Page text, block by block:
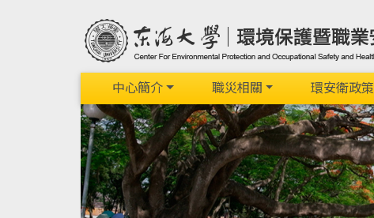
中心簡介 職災相關 環安衛政策